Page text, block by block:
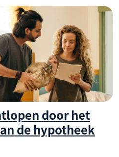
door het
de hypotheek